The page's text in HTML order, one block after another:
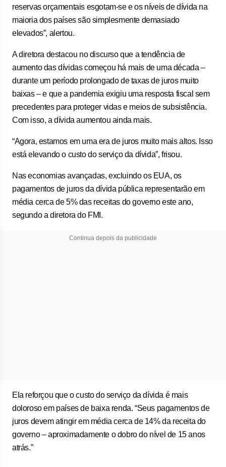
reservas orçamentais esgotam-se e os níveis de dívida na
maioria dos países são simplesmente demasiado
elevados”, alertou.
A diretora destacou no discurso que a tendência de
aumento das dívidas começou há mais de uma década –
durante um período prolongado de taxas de juros muito
baixas – e que a pandemia exigiu uma resposta fiscal sem
precedentes para proteger vidas e meios de subsistência.
Com isso, a dívida aumentou ainda mais.
“Agora, estamos em uma era de juros muito mais altos. Isso
está elevando o custo do serviço da dívida”, frisou.
Nas economias avançadas, excluindo os EUA, os
pagamentos de juros da dívida pública representarão em
média cerca de 5% das receitas do governo este ano,
segundo a diretora do FMI.
Continua depois da publicidade
Ela reforçou que o custo do serviço da dívida é mais
doloroso em países de baixa renda. “Seus pagamentos de
juros devem atingir em média cerca de 14% da receita do
governo – aproximadamente o dobro do nível de 15 anos
atrás.”